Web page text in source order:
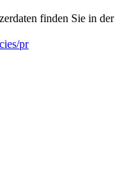
finden Sie in der
pr